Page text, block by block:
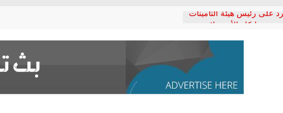
على رئيس هيئة التأمينات
المعاشات.. ونطالب بكشف
يكتب: القطاع الصحي إلى
الشعبي يطلق لجنة “الحق